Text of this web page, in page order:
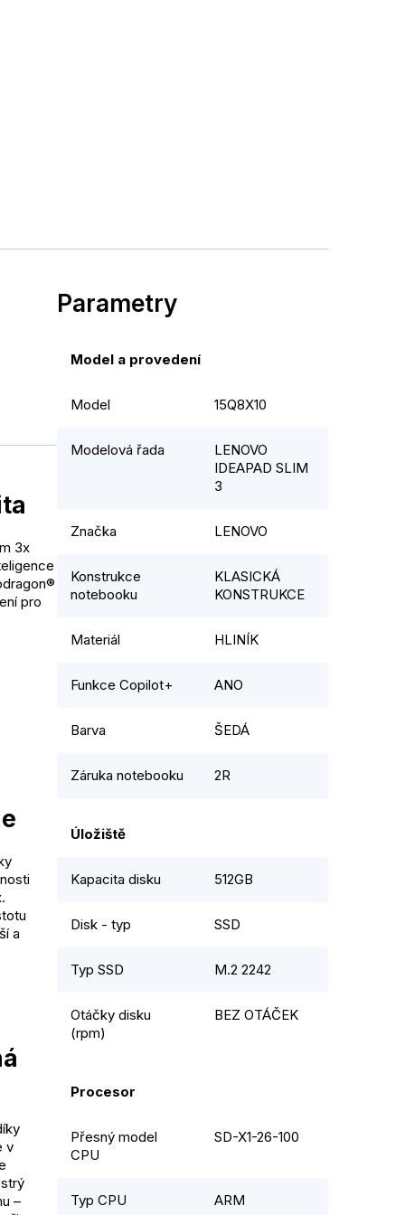
3x
pro
a
v
–
Parametry
Model a provedení
Model 15Q8X10
Modelová řada
LENOVO
IDEAPAD SLIM
3
Značka LENOVO
Konstrukce
notebooku
KLASICKÁ
KONSTRUKCE
Materiál HLINÍK
Funkce Copilot+ ANO
Barva ŠEDÁ
Záruka notebooku 2R
Úložiště
Kapacita disku 512GB
Disk - typ SSD
Typ SSD M.2 2242
Otáčky disku
(rpm)
BEZ OTÁČEK
Procesor
Přesný model
CPU
SD-X1-26-100
Typ CPU ARM